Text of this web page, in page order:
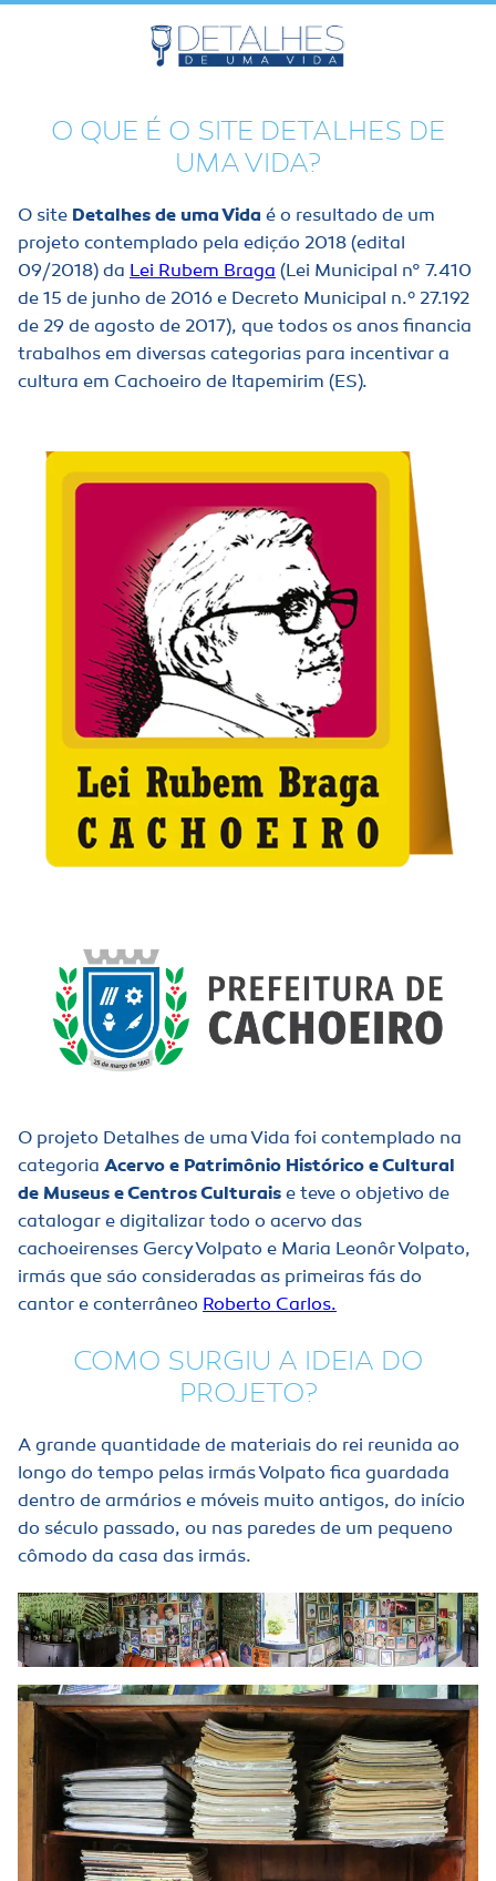
O QUE É O SITE DETALHES DE
UMA VIDA?
O site Detalhes de uma Vida é o resultado de um
projeto contemplado pela edição 2018 (edital
09/2018) da Lei Rubem Braga (Lei Municipal n° 7.410
de 15 de junho de 2016 e Decreto Municipal n.º 27.192
de 29 de agosto de 2017), que todos os anos financia
trabalhos em diversas categorias para incentivar a
cultura em Cachoeiro de Itapemirim (ES).
O projeto Detalhes de uma Vida foi contemplado na
categoria Acervo e Patrimônio Histórico e Cultural
de Museus e Centros Culturais e teve o objetivo de
catalogar e digitalizar todo o acervo das
cachoeirenses Gercy Volpato e Maria Leonôr Volpato,
irmãs que são consideradas as primeiras fãs do
cantor e conterrâneo Roberto Carlos.
COMO SURGIU A IDEIA DO
PROJETO?
A grande quantidade de materiais do rei reunida ao
longo do tempo pelas irmãs Volpato fica guardada
dentro de armários e móveis muito antigos, do início
do século passado, ou nas paredes de um pequeno
cômodo da casa das irmãs.